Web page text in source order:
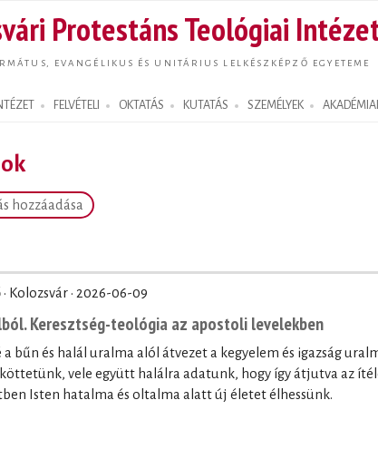
tartalomra
Protestáns Teológiai
EVANGÉLIKUS ÉS UNITÁRIUS LELKÉSZKÉPZŐ EGYETEME
FELVÉTELI OKTATÁS KUTATÁS SZEMÉLYEK AKADÉMIAI
hozzáadása
Kolozsvár · 2026-06-09
Keresztség-teológia az apostoli levelekben
a bűn és halál uralma alól átvezet a kegyelem és igazság
vele együtt halálra adatunk, hogy így átjutva az
Isten hatalma és oltalma alatt új életet élhessünk.